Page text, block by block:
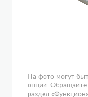
На фото могут
опции. Обращайте
раздел